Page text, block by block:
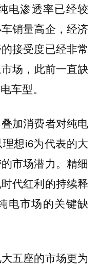
电渗透率已经较
销量高企，经济
接受度已经非常
场，此前一直缺
车型。
加消费者对纯电
想i6为代表的大
市场潜力。精细
代红利的持续释
电市场的关键缺
五座的市场更为